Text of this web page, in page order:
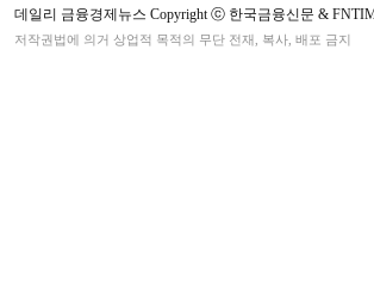
데일리 금융경제뉴스 Copyright ⓒ 한국금융신문 &
저작권법에 의거 상업적 목적의 무단 전재, 복사, 배포 금지